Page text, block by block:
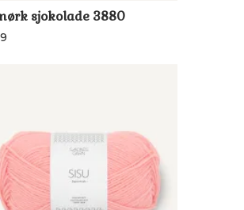
sjokolade 3880